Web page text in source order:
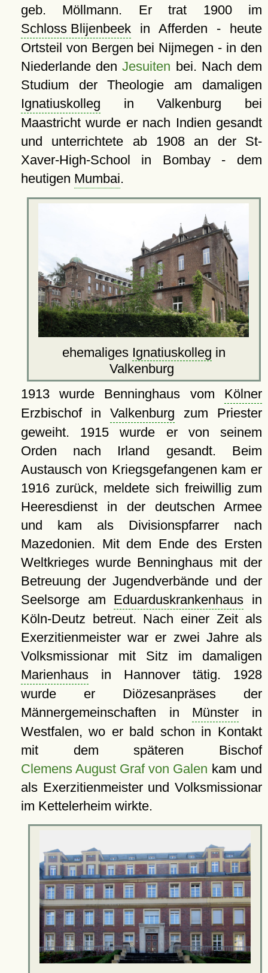
geb. Möllmann. Er trat 1900 im
Schloss Blijenbeekin Afferden - heute
Ortsteil von Bergen bei Nijmegen - in den
Niederlande denJesuiten bei. Nach dem
Studium der Theologie am damaligen
Ignatiuskolleg in Valkenburg bei
Maastricht wurde er nach Indien gesandt
und unterrichtete ab 1908 an der St-
Xaver-High-School in Bombay - dem
heutigen Mumbai.
ehemaliges Ignatiuskolleg in
Valkenburg
1913 wur­de Benninghaus vom Kölner
Erzbischof in Valkenburg zum Priester
geweiht. 1915 wurde er von seinem
Orden nach Irland gesandt. Beim
Austausch von Kriegsgefangenen kam er
1916 zurück, meldete sich freiwillig zum
Heeresdienst in der deutschen Armee
und kam als Divisionspfarrer nach
Mazedonien. Mit dem Ende des Ersten
Weltkrieges wurde Benninghaus mit der
Betreuung der Jugendverbände und der
Seelsorge am Eduarduskrankenhaus in
Köln-Deutz betreut. Nach einer Zeit als
Exerzitienmeister war er zwei Jahre als
Volksmissionar mit Sitz im damaligen
Marienhausin Hannover tätig. 1928
wurde er Diözesanpräses der
Männergemeinschaften in Münster in
Westfalen, wo er bald schon in Kontakt
mit dem späteren Bischof
Clemens August Graf von Galen kam und
als Exerzitienmeister und Volksmissionar
im Kettelerheim wirkte.